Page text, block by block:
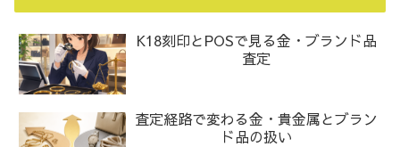
K18刻印とPOSで見る金・ブランド品
査定
査定経路で変わる金・貴金属とブラン
ド品の扱い